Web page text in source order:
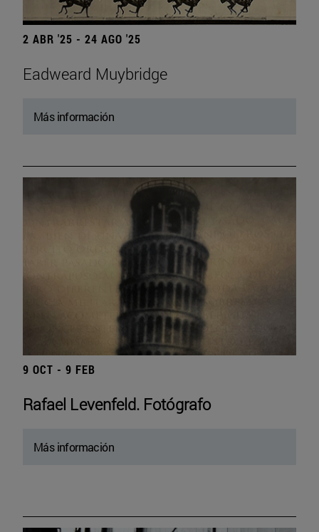
2 ABR '25 - 24 AGO '25
Eadweard Muybridge
Más información
9 OCT - 9 FEB
Rafael Levenfeld. Fotógrafo
Más información